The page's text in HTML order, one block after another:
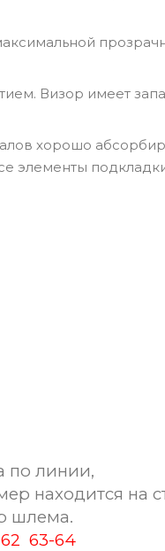
Визор имеет
хорошо
элементы
по линии,
находится на
шлема.
63-64